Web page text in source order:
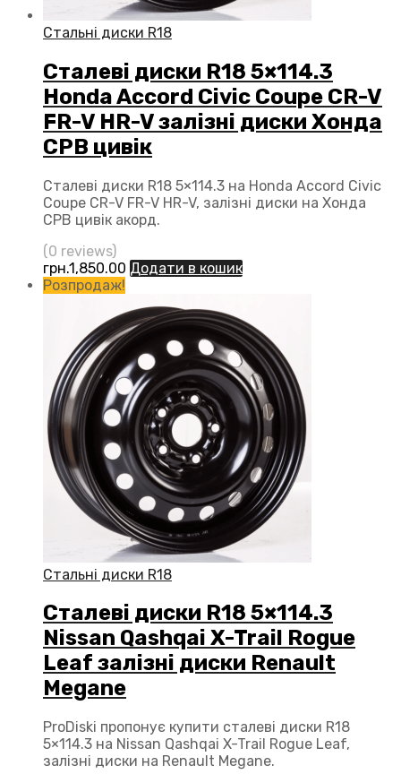
Стальні диски R18
Сталеві диски R18 5×114.3
Honda Accord Civic Coupe CR-V
FR-V HR-V залізні диски Хонда
СРВ цивік
Сталеві диски R18 5×114.3 на Honda Accord Civic
Coupe CR-V FR-V HR-V, залізні диски на Хонда
СРВ цивік акорд.
(0 reviews)
грн.1,850.00 Додати в кошик
Розпродаж!
Стальні диски R18
Сталеві диски R18 5×114.3
Nissan Qashqai X-Trail Rogue
Leaf залізні диски Renault
Megane
ProDiski пропонує купити сталеві диски R18
5×114.3 на Nissan Qashqai X-Trail Rogue Leaf,
залізні диски на Renault Megane.